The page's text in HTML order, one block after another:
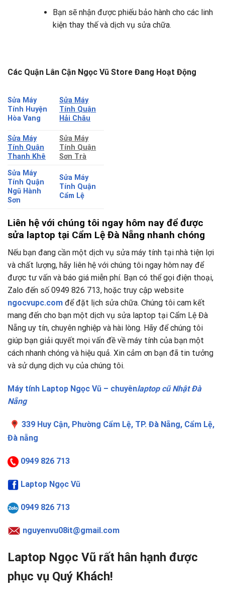
Bạn sẽ nhận được phiếu bảo hành cho các linh
kiện thay thế và dịch vụ sửa chữa.
Các Quận Lân Cận Ngọc Vũ Store Đang Hoạt Động
Sửa Máy
Tính Huyện
Hòa Vang
Sửa Máy
Tính Quận
Hải Châu
Sửa Máy
Tính Quận
Thanh Khê
Sửa Máy
Tính Quận
Sơn Trà
Sửa Máy
Tính Quận
Ngũ Hành
Sơn
Sửa Máy
Tính Quận
Cẩm Lệ
Liên hệ với chúng tôi ngay hôm nay để được
sửa laptop tại Cẩm Lệ Đà Nẵng nhanh chóng
Nếu bạn đang cần một dịch vụ sửa máy tính tại nhà tiện lợi
và chất lượng, hãy liên hệ với chúng tôi ngay hôm nay để
được tư vấn và báo giá miễn phí. Bạn có thể gọi điện thoại,
Zalo đến số 0949 826 713, hoặc truy cập website
ngocvupc.com để đặt lịch sửa chữa. Chúng tôi cam kết
mang đến cho bạn một dịch vụ sửa laptop tại Cẩm Lệ Đà
Nẵng uy tín, chuyên nghiệp và hài lòng. Hãy để chúng tôi
giúp bạn giải quyết mọi vấn đề về máy tính của bạn một
cách nhanh chóng và hiệu quả. Xin cảm ơn bạn đã tin tưởng
và sử dụng dịch vụ của chúng tôi.
Máy tính Laptop Ngọc Vũ – chuyênlaptop cũ Nhật Đà
Nẵng
339 Huy Cận, Phường Cẩm Lệ, TP. Đà Nẵng, Cẩm Lệ,
Đà nẵng
0949 826 713
Laptop Ngọc Vũ
0949 826 713
nguyenvu08it@gmail.com
Laptop Ngọc Vũ rất hân hạnh được
phục vụ Quý Khách!